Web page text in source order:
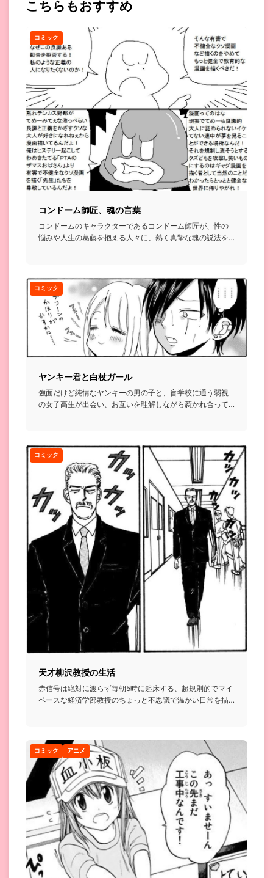
こちらもおすすめ
コミック
コンドーム師匠、魂の言葉
コンドームのキャラクターであるコンドーム師匠が、性の
悩みや人生の葛藤を抱える人々に、熱く真摯な魂の説法を
コミック
ヤンキー君と白杖ガール
強面だけど純情なヤンキーの男の子と、盲学校に通う弱視
の女子高生が出会い、お互いを理解しながら惹かれ合って
コミック
天才柳沢教授の生活
赤信号は絶対に渡らず毎朝5時に起床する、超規則的でマイ
ペースな経済学部教授のちょっと不思議で温かい日常を描
コミック アニメ